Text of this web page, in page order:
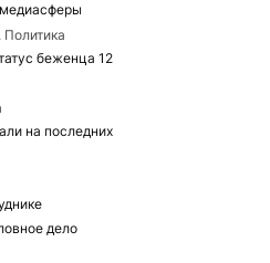
беженца 12
на последних
дело